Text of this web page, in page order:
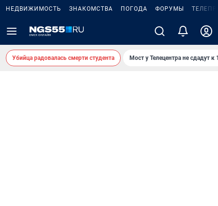
НЕДВИЖИМОСТЬ ЗНАКОМСТВА ПОГОДА ФОРУМЫ
Убийца радовалась смерти студента Мост у Телецентра не сдадут к